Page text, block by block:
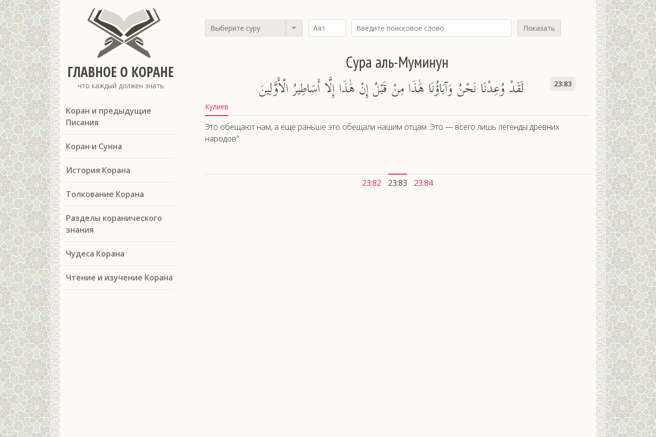
ГЛАВНОЕ О КОРАНЕ
что каждый должен знать
Коран и предыдущие
Писания
Коран и Сунна
История Корана
Толкование Корана
Разделы коранического
знания
Чудеса Корана
Чтение и изучение Корана
Выберите суру Показать
Сура аль-Муминун
لَقَدْ وُعِدْنَا نَحْنُ وَآبَاؤُنَا هَٰذَا مِنْ قَبْلُ إِنْ هَٰذَا إِلَّا أَسَاطِيرُ الْأَوَّلِينَ 23:83
Кулиев
Это обещают нам, а еще раньше это обещали нашим отцам. Это — всего лишь легенды древних
народов".
23:82 23:83 23:84